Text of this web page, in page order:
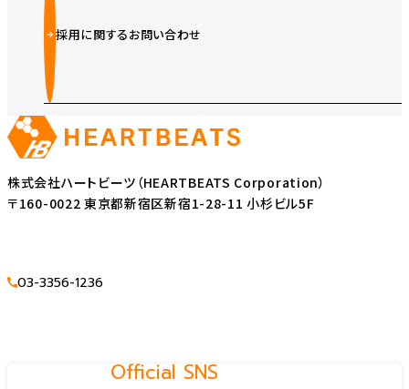
採用に関するお問い合わせ
株式会社ハートビーツ（HEARTBEATS Corporation）
〒160-0022 東京都新宿区新宿1-28-11 小杉ビル5F
03-3356-1236
Official SNS